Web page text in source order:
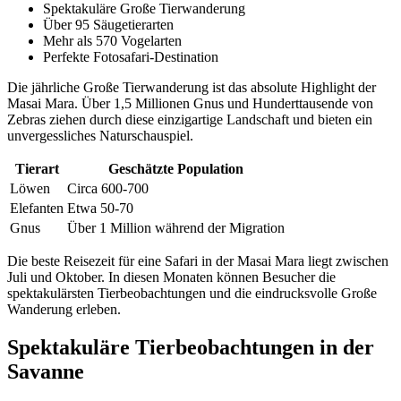
Spektakuläre Große Tierwanderung
Über 95 Säugetierarten
Mehr als 570 Vogelarten
Perfekte Fotosafari-Destination
Die jährliche Große Tierwanderung ist das absolute Highlight der
Masai Mara. Über 1,5 Millionen Gnus und Hunderttausende von
Zebras ziehen durch diese einzigartige Landschaft und bieten ein
unvergessliches Naturschauspiel.
Tierart
Geschätzte Population
Löwen
Circa 600-700
Elefanten Etwa 50-70
Gnus
Über 1 Million während der Migration
Die beste Reisezeit für eine Safari in der Masai Mara liegt zwischen
Juli und Oktober. In diesen Monaten können Besucher die
spektakulärsten Tierbeobachtungen und die eindrucksvolle Große
Wanderung erleben.
Spektakuläre Tierbeobachtungen in der
Savanne